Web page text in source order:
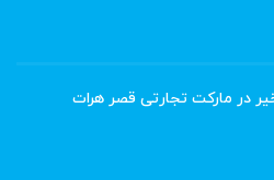
در مارکت تجارتی قصر هرات